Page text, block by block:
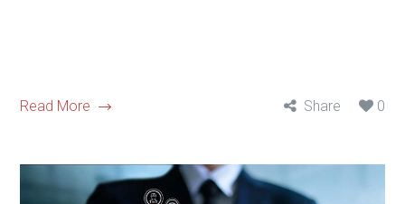
Read More Share 0